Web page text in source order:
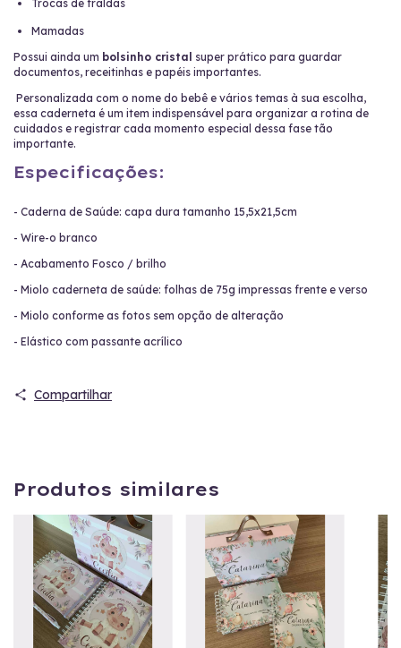
Trocas de fraldas
Mamadas
Possui ainda um bolsinho cristal super prático para guardar
documentos, receitinhas e papéis importantes.
Personalizada com o nome do bebê e vários temas à sua escolha,
essa caderneta é um item indispensável para organizar a rotina de
cuidados e registrar cada momento especial dessa fase tão
importante.
Especificações:
- Caderna de Saúde: capa dura tamanho 15,5x21,5cm
- Wire-o branco
- Acabamento Fosco / brilho
- Miolo caderneta de saúde: folhas de 75g impressas frente e verso
- Miolo conforme as fotos sem opção de alteração
- Elástico com passante acrílico
Compartilhar
Produtos similares